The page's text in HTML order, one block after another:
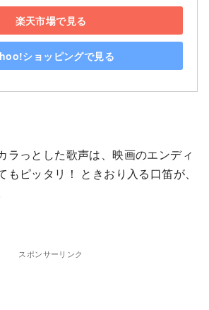
楽天市場で見る
ショッピングで見る
ラっとした歌声は、映画のエンディ
もピッタリ！ ときおり入る口笛が、
スポンサーリンク